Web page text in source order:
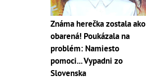
Známa herečka zostala ako
obarená! Poukázala na
problém: Namiesto
pomoci... Vypadni zo
Slovenska